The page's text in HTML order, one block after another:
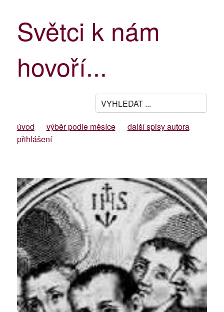
Světci k nám
hovoří...
úvod výběr podle měsíce
další spisy autora
přihlášení
-